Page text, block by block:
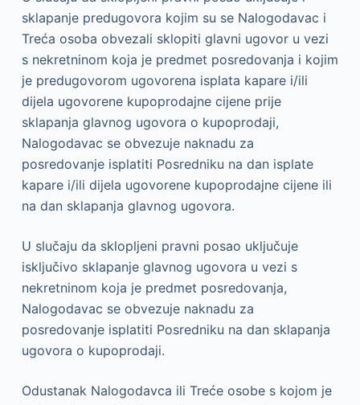
sklapanje predugovora kojim su se Nalogodavac i
Treća osoba obvezali sklopiti glavni ugovor u vezi
s nekretninom koja je predmet posredovanja i kojim
je predugovorom ugovorena isplata kapare i/ili
dijela ugovorene kupoprodajne cijene prije
sklapanja glavnog ugovora o kupoprodaji,
Nalogodavac se obvezuje naknadu za
posredovanje isplatiti Posredniku na dan isplate
kapare i/ili dijela ugovorene kupoprodajne cijene ili
na dan sklapanja glavnog ugovora.
U slučaju da sklopljeni pravni posao uključuje
isključivo sklapanje glavnog ugovora u vezi s
nekretninom koja je predmet posredovanja,
Nalogodavac se obvezuje naknadu za
posredovanje isplatiti Posredniku na dan sklapanja
ugovora o kupoprodaji.
Odustanak Nalogodavca ili Treće osobe s kojom je